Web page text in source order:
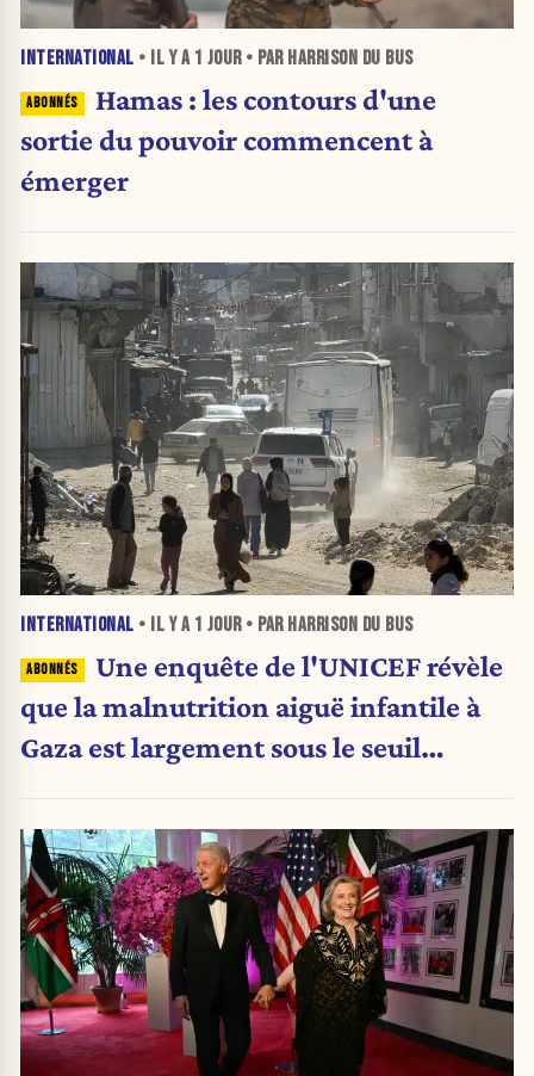
INTERNATIONAL • IL Y A 1 JOUR• PAR HARRISON DU BUS
Hamas : les contours d'une
sortie du pouvoir commencent à
émerger
INTERNATIONAL • IL Y A 1 JOUR• PAR HARRISON DU BUS
Une enquête de l'UNICEF révèle
que la malnutrition aiguë infantile à
Gaza est largement sous le seuil